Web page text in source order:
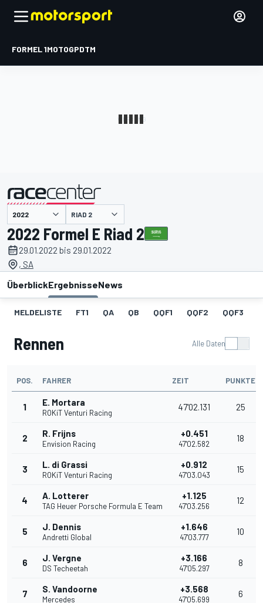
FORMEL 1MOTOGPDTM
RIAD 2
2022 Formel E Riad 2
29.01.2022 bis 29.01.2022
, SA
ÜberblickErgebnisseNews
MELDELISTE FT1 QA QB QQF1 QQF2 QQF3
Rennen Alle Daten
POS. FAHRER ZEIT PUNKTE
1 E. Mortara
ROKiT Venturi Racing
47'02.131 25
2 R. Frijns
Envision Racing
+0.451
47'02.582
18
3 L. di Grassi
ROKiT Venturi Racing
+0.912
47'03.043
15
4 A. Lotterer
TAG Heuer Porsche Formula E Team
+1.125
47'03.256
12
5 J. Dennis
Andretti Global
+1.646
47'03.777
10
6 J. Vergne
DS Techeetah
+3.166
47'05.297
8
7 S. Vandoorne
Mercedes
+3.568
47'05.699
6